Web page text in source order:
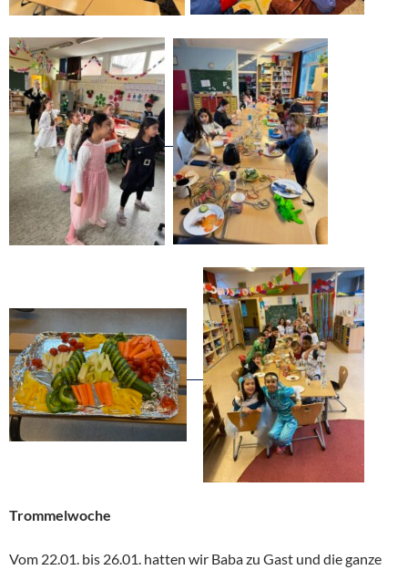
Trommelwoche
Vom 22.01. bis 26.01. hatten wir Baba zu Gast und die ganze